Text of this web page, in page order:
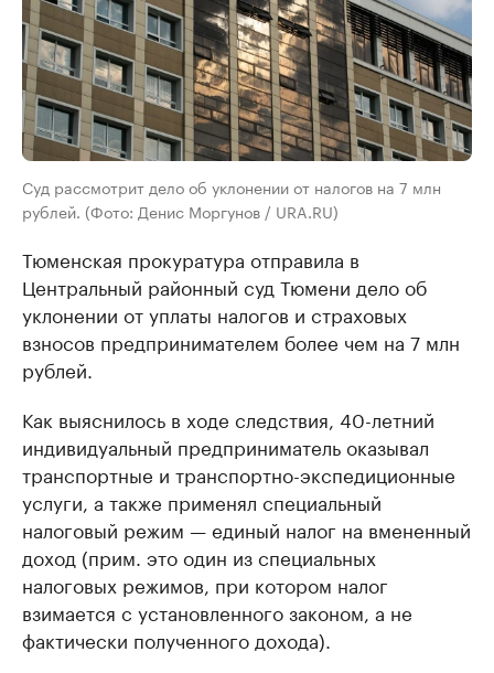
Суд рассмотрит дело об уклонении от налогов на 7 млн
рублей. (Фото: Денис Моргунов / URA.RU)
Тюменская прокуратура отправила в
Центральный районный суд Тюмени дело об
уклонении от уплаты налогов и страховых
взносов предпринимателем более чем на 7 млн
рублей.
Как выяснилось в ходе следствия, 40-летний
индивидуальный предприниматель оказывал
транспортные и транспортно-экспедиционные
услуги, а также применял специальный
налоговый режим — единый налог на вмененный
доход (прим. это один из специальных
налоговых режимов, при котором налог
взимается с установленного законом, а не
фактически полученного дохода).